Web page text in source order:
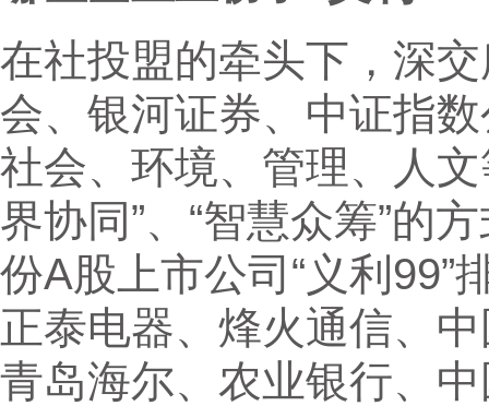
在社投盟的牵头下，深
会、银河证券、中证指
社会、环境、管理、人
界协同”、“智慧众筹”的
份A股上市公司“义利99”
正泰电器、烽火通信、
青岛海尔、农业银行、